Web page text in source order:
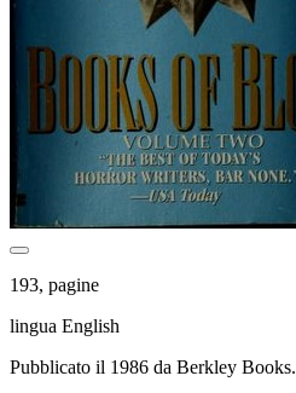
193, pagine
lingua English
Pubblicato il 1986 da Berkley Books.